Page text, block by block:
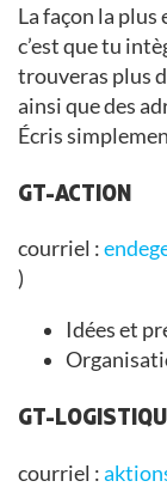
La façon la plus
c’est que tu
trouveras plus
ainsi que des
Écris
GT-ACTION
courriel :
)
Idées et
GT-
courriel :